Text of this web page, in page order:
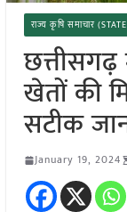
राज्य कृषि समाचार
खेतों की
सटीक
January 19, 2024